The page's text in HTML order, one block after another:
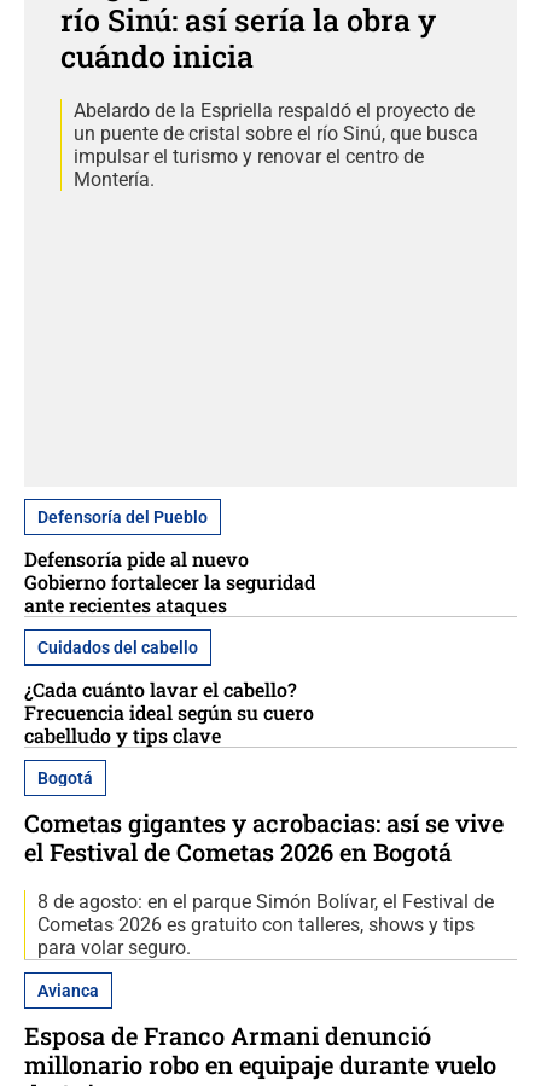
río Sinú: así sería la obra y
cuándo inicia
Abelardo de la Espriella respaldó el proyecto de
un puente de cristal sobre el río Sinú, que busca
impulsar el turismo y renovar el centro de
Montería.
Defensoría del Pueblo
Defensoría pide al nuevo
Gobierno fortalecer la seguridad
ante recientes ataques
Cuidados del cabello
¿Cada cuánto lavar el cabello?
Frecuencia ideal según su cuero
cabelludo y tips clave
Bogotá
Cometas gigantes y acrobacias: así se vive
el Festival de Cometas 2026 en Bogotá
8 de agosto: en el parque Simón Bolívar, el Festival de
Cometas 2026 es gratuito con talleres, shows y tips
para volar seguro.
Avianca
Esposa de Franco Armani denunció
millonario robo en equipaje durante vuelo